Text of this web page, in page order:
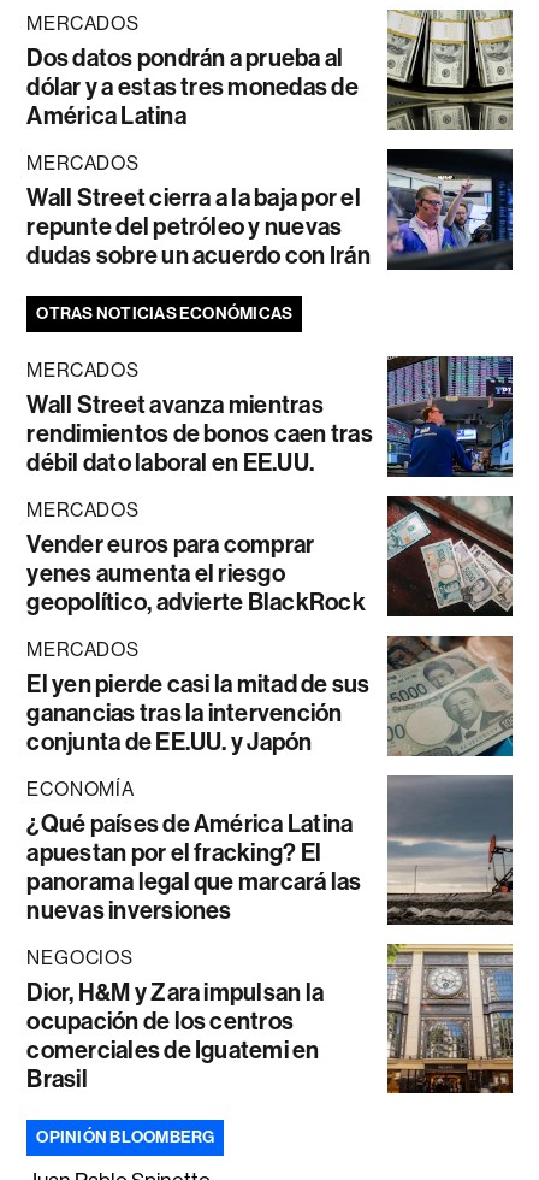
MERCADOS
Dos datos pondrán a prueba al
dólar y a estas tres monedas de
América Latina
MERCADOS
Wall Street cierra a la baja por el
repunte del petróleo y nuevas
dudas sobre un acuerdo con Irán
OTRAS NOTICIAS ECONÓMICAS
MERCADOS
Wall Street avanza mientras
rendimientos de bonos caen tras
débil dato laboral en EE.UU.
MERCADOS
Vender euros para comprar
yenes aumenta el riesgo
geopolítico, advierte BlackRock
MERCADOS
El yen pierde casi la mitad de sus
ganancias tras la intervención
conjunta de EE.UU. y Japón
ECONOMÍA
¿Qué países de América Latina
apuestan por el fracking? El
panorama legal que marcará las
nuevas inversiones
NEGOCIOS
Dior, H&M y Zara impulsan la
ocupación de los centros
comerciales de Iguatemi en
Brasil
OPINIÓN BLOOMBERG